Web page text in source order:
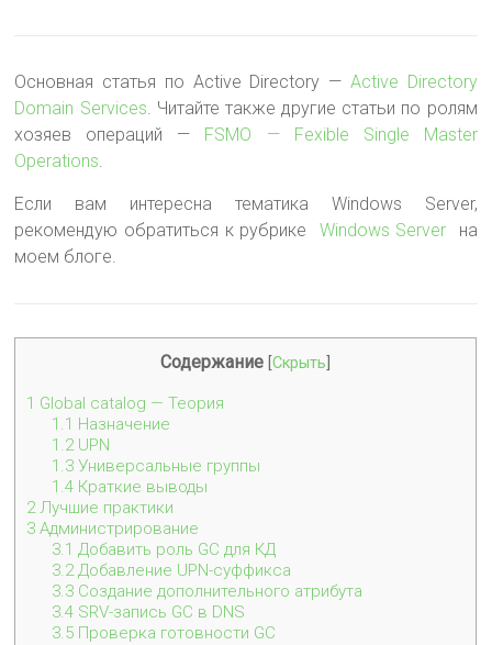
Основная статья по Active Directory — Active Directory
Domain Services. Читайте также другие статьи по ролям
хозяев операций — FSMO — Fexible Single Master
Operations.
Если вам интересна тематика Windows Server,
рекомендую обратиться к рубрике Windows Server
на
моем блоге.
Содержание [Скрыть
1 Global catalog — Теория
1.1 Назначение
1.2UPN
1.3 Универсальные группы
1.4 Краткие выводы
2Лучшие практики
3 Администрирование
3.1 Добавить роль GC для КД
3.2Добавление UPN-суффикса
3.3 Создание дополнительного атрибута
3.4 SRV-запись GC в DNS
3.5 Проверка готовности GC